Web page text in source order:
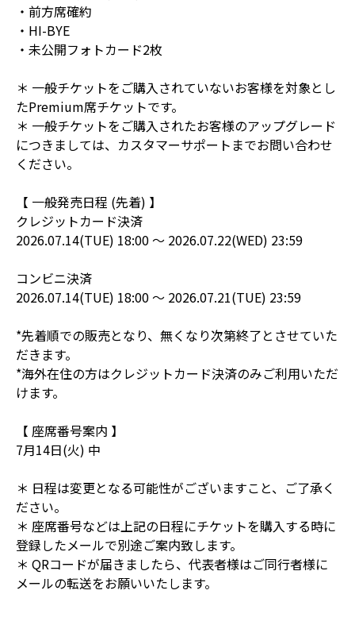
・前方席確約
・HI-BYE
・未公開フォトカード2枚
＊ 一般チケットをご購入されていないお客様を対象とし
たPremium席チケットです。
＊ 一般チケットをご購入されたお客様のアップグレード
につきましては、カスタマーサポートまでお問い合わせ
ください。
【 一般発売日程 (先着) 】
クレジットカード決済
2026.07.14(TUE) 18:00 ～ 2026.07.22(WED) 23:59
コンビニ決済
2026.07.14(TUE) 18:00 ～ 2026.07.21(TUE) 23:59
*先着順での販売となり、無くなり次第終了とさせていた
だきます。
*海外在住の方はクレジットカード決済のみご利用いただ
けます。
【 座席番号案内 】
7月14日(火) 中
＊ 日程は変更となる可能性がございますこと、ご了承く
ださい。
＊ 座席番号などは上記の日程にチケットを購入する時に
登録したメールで別途ご案内致します。
＊ QRコードが届きましたら、代表者様はご同行者様に
メールの転送をお願いいたします。